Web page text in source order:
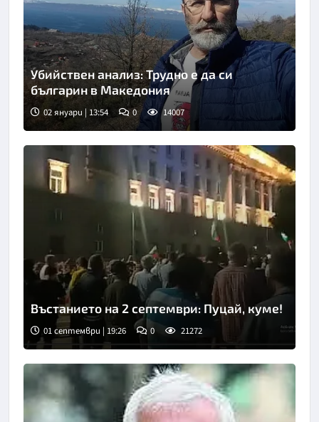
Убийствен анализ: Трудно е да си
българин в Македония
02 януари | 13:54 0 14007
Въстанието на 2 септември: Пуцай, куме!
01 септември | 19:26 0 21272